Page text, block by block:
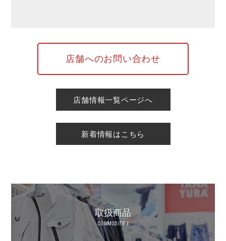
店舗へのお問い合わせ
店舗情報一覧ページへ
新着情報はこちら
取扱商品
COMMODITIES